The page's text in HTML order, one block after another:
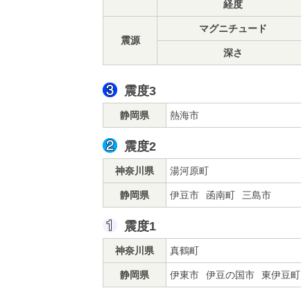
経度
震源
マグニチュード
深さ
震度3
静岡県 熱海市
震度2
神奈川県 湯河原町
静岡県 伊豆市 函南町 三島市
震度1
神奈川県 真鶴町
静岡県 伊東市 伊豆の国市 東伊豆町